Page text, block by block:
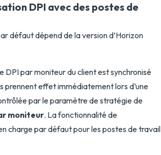
DPI avec des postes de
défaut dépend de la version d’Horizon
par moniteur du client est synchronisé
prennent effet immédiatement lors d’une
par le paramètre de stratégie de
moniteur. La fonctionnalité de
charge par défaut pour les postes de travail